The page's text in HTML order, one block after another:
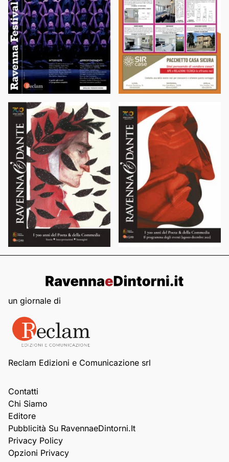
un giornale di
Reclam Edizioni e Comunicazione srl
Contatti
Chi Siamo
Editore
Pubblicità Su RavennaeDintorni.it
Privacy Policy
Opzioni Privacy